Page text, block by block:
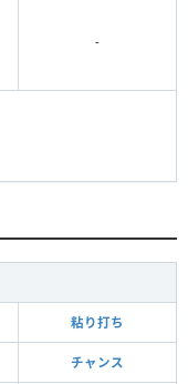
-
粘り打ち
チャンス